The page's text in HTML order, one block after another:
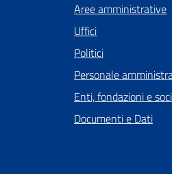
Aree amministrative
Uffici
Politici
Personale
Enti, fondazioni e
Documenti e Dati